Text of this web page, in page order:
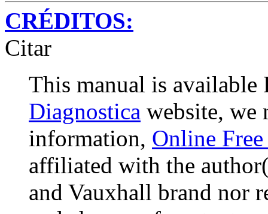
CRÉDITOS:
Citar
This manual is available
Diagnostica website, we
information, Online
affiliated with the
and Vauxhall brand nor